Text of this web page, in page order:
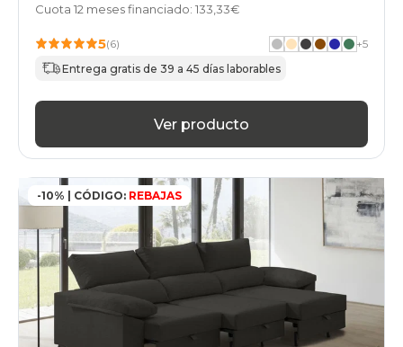
Cuota 12 meses financiado: 133,33€
5(6) +5
Entrega gratis de 39 a 45 días laborables
Ver producto
-10% | CÓDIGO: REBAJAS